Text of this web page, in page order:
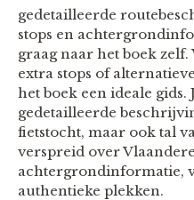
gedetailleerde
stops en
graag naar het boek
extra stops of
het boek een ideale
gedetailleerde
fietstocht, maar ook tal
verspreid over
achtergrondinformatie,
authentieke plekken.